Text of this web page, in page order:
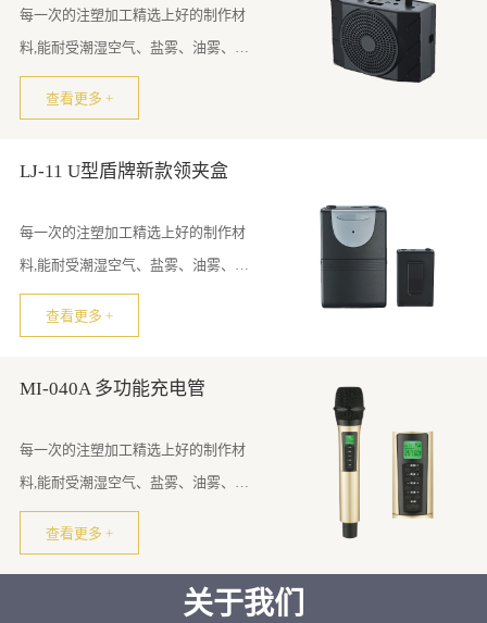
每一次的注塑加工精选上好的制作材
料,能耐受潮湿空气、盐雾、油雾、霉
菌的影响。
查看更多 +
LJ-11 U型盾牌新款领夹盒
每一次的注塑加工精选上好的制作材
料,能耐受潮湿空气、盐雾、油雾、霉
菌的影响。
查看更多 +
MI-040A 多功能充电管
每一次的注塑加工精选上好的制作材
料,能耐受潮湿空气、盐雾、油雾、霉
菌的影响。
查看更多 +
关于我们